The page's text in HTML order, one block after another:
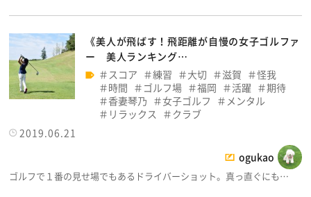
《美人が飛ばす！飛距離が自慢の女子ゴルファ
ー 美人ランキング…
スコア
練習 大切 滋賀
怪我
時間
ゴルフ場 福岡 活躍
期待
香妻琴乃
女子ゴルフ
メンタル
リラックス
クラブ
2019.06.21
ogukao
ゴルフで１番の見せ場でもあるドライバーショット。真っ直ぐにも…